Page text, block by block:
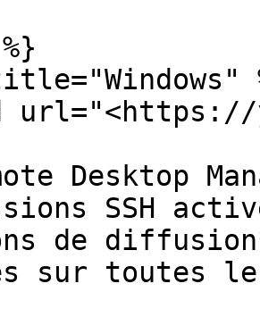
url="<https://
Desktop
SSH
de
sur toutes